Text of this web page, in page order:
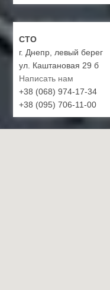
СТО
г. Днепр, левый берег
ул. Каштановая 29 б
Написать нам
+38 (068) 974-17-34
+38 (095) 706-11-00